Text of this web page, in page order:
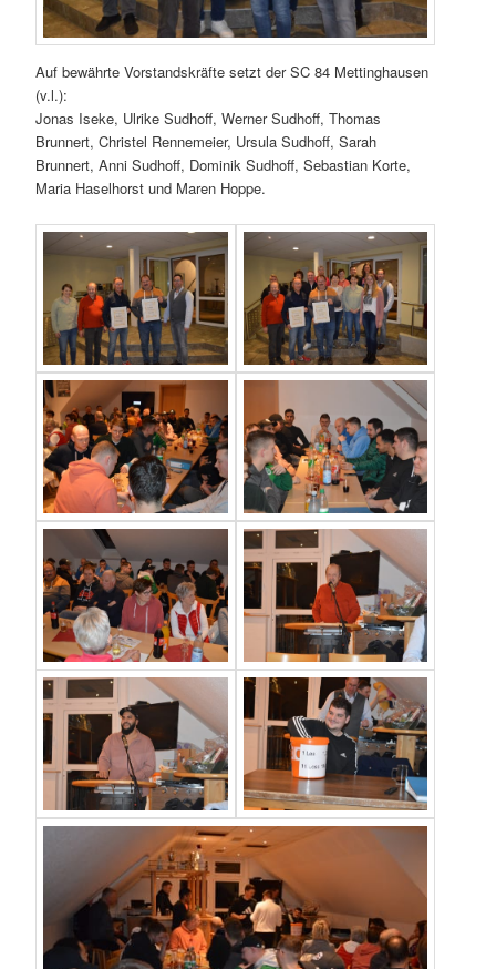
Auf bewährte Vorstandskräfte setzt der SC 84 Mettinghausen
(v.l.):
Jonas Iseke, Ulrike Sudhoff, Werner Sudhoff, Thomas
Brunnert, Christel Rennemeier, Ursula Sudhoff, Sarah
Brunnert, Anni Sudhoff, Dominik Sudhoff, Sebastian Korte,
Maria Haselhorst und Maren Hoppe.